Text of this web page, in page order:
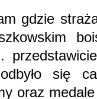
gdzie
się
oraz